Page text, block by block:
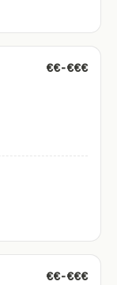
€€-€€€
€€-€€€